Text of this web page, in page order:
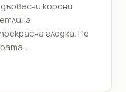
корони
гледка. По